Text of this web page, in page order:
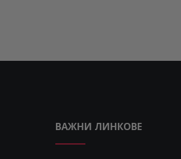
ВАЖНИ ЛИНКОВЕ